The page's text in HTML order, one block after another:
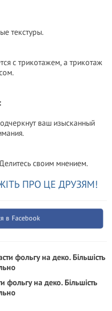
текстуры.
с трикотажем, а трикотаж
ваш изысканный
своим мнением.
ПРО ЦЕ ДРУЗЯМ!
в Facebook
фольгу на деко. Більшість